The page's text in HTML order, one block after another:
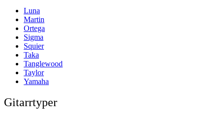
Luna
Martin
Ortega
Sigma
Squier
Taka
Tanglewood
Taylor
Yamaha
Gitarrtyper